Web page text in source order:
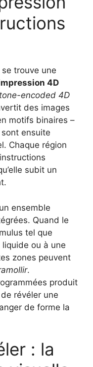
trouve une
4D
encoded 4D
des images
motifs binaires –
ensuite
Chaque région
subit un
ensemble
Quand le
tel que
liquide ou à une
zones peuvent
.
produit
de révéler une
de forme la
: la